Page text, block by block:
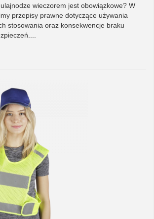
wieczorem jest obowiązkowe? W
przepisy prawne dotyczące używania
stosowania oraz konsekwencje braku